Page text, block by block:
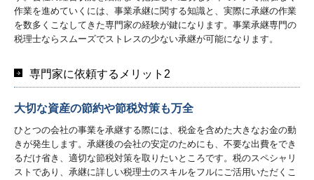
作業を進めていくには、事業承継に関する知識と、実際に承継の作業
を数多くこなしてきた専門家の経験が鍵になります。事業承継専門の
税理士ならスムーズでストレスの少ない承継が可能になります。
専門家に依頼するメリット2
大切な資産の節約や節税対策も万全
ひとつの会社の事業を承継する際には、税金を含めた大きなお金の動
きが発生します。承継後の会社の安定のためにも、不要な出費をでき
るだけ省き、適切な節税対策を取りたいところです。税のスペシャリ
ストであり、承継に詳しい税理士のスキルをフルにご活用いただくこ